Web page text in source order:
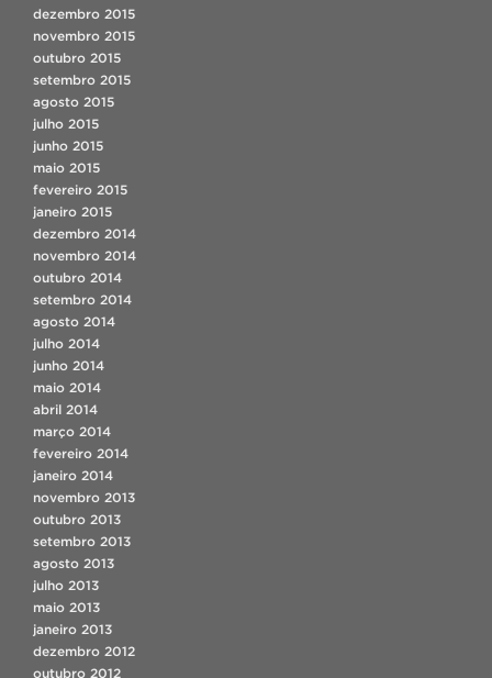
dezembro 2015
novembro 2015
outubro 2015
setembro 2015
agosto 2015
julho 2015
junho 2015
maio 2015
fevereiro 2015
janeiro 2015
dezembro 2014
novembro 2014
outubro 2014
setembro 2014
agosto 2014
julho 2014
junho 2014
maio 2014
abril 2014
março 2014
fevereiro 2014
janeiro 2014
novembro 2013
outubro 2013
setembro 2013
agosto 2013
julho 2013
maio 2013
janeiro 2013
dezembro 2012
outubro 2012